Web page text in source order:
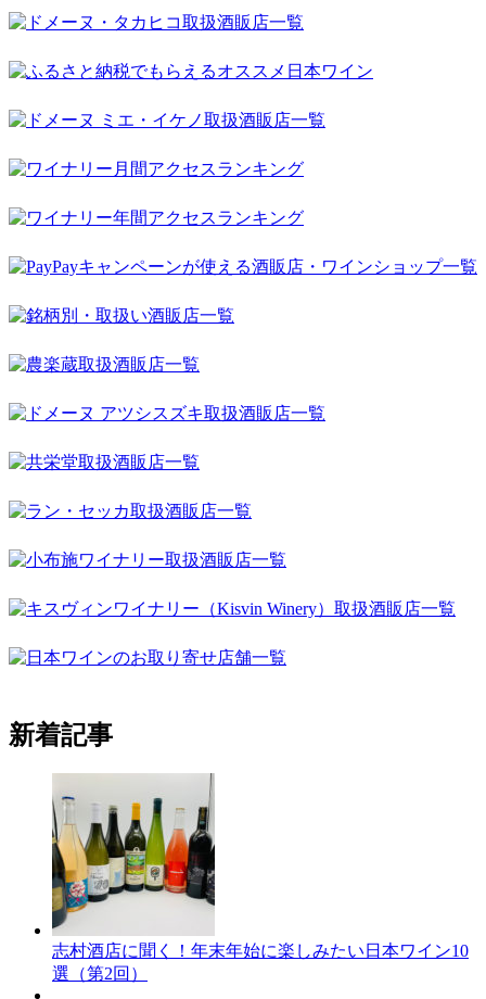
新着記事
志村酒店に聞く！年末年始に楽しみたい日本ワイン10
選（第2回）